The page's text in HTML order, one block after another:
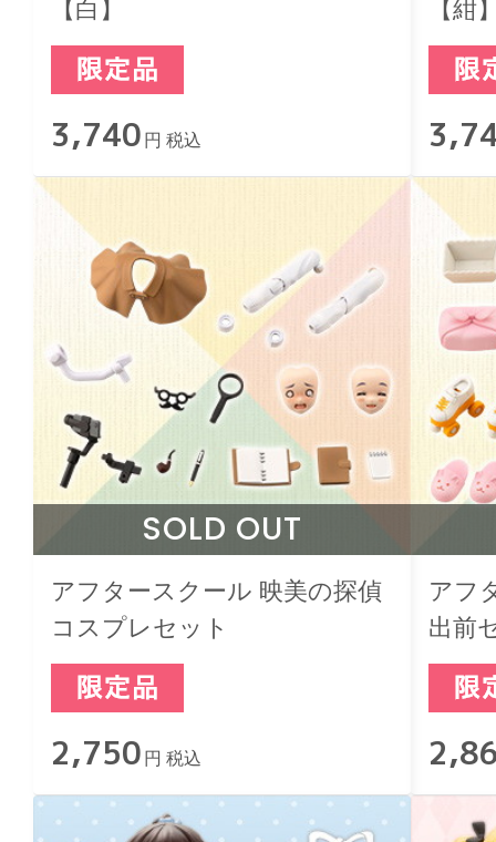
【白】
3,740 円 税込
【紺
SOLD OUT
アフタースクール 映美の探偵
コスプレセット
2,750 円 税込
アフ
出前